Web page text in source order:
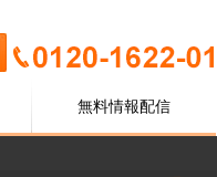
無料情報配信